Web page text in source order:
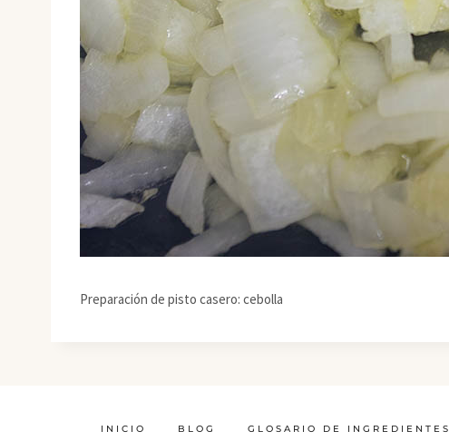
Preparación de pisto casero: cebolla
INICIO BLOG GLOSARIO DE INGREDIENTES